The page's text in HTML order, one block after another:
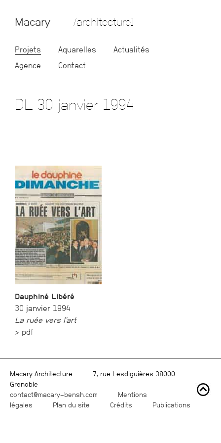
Macary /architecture]
Projets Aquarelles
Actualités
Agence
Contact
DL 30 janvier 1994
Dauphiné Libéré
30 janvier 1994
La ruée vers l’art
> pdf
Macary Architecture
7, rue Lesdiguières 38000
Grenoble
contact@macary-bensh.com
Mentions
légales
Plan du site Crédits Publications